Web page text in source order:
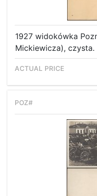
1927 widokówka
Mickiewicza), czysta.